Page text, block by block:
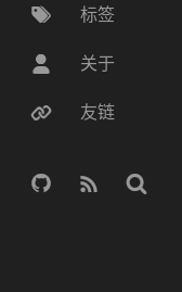
标签
关于
友链